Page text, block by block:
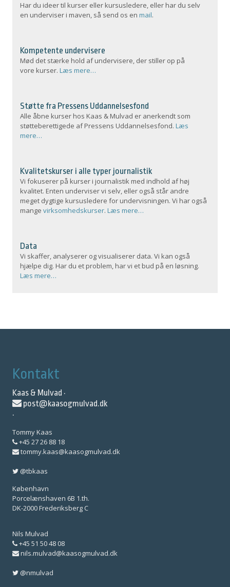
Har du ideer til kurser eller kursusledere, eller har du selv
en underviser i maven, så send os enmail.
Kompetente undervisere
Mød det stærke hold af undervisere, der stiller op på
vore kurser.Læs mere…
Støtte fra Pressens Uddannelsesfond
Alle åbne kurser hos Kaas & Mulvad er anerkendt som
støtteberettigede af Pressens Uddannelsesfond.Læs
mere…
Kvalitetskurser i alle typer journalistik
Vi fokuserer på kurser i journalistik med indhold af høj
kvalitet. Enten underviser vi selv, eller også står andre
meget dygtige kursusledere for undervisningen. Vi har også
mangevirksomhedskurser.Læs mere…
Data
Vi skaffer, analyserer og visualiserer data. Vi kan også
hjælpe dig. Har du et problem, har vi et bud på en løsning.
Læs mere…
Kontakt
Kaas & Mulvad ·
post@kaasogmulvad.dk
·
Tommy Kaas
+45 27 26 88 18
tommy.kaas@kaasogmulvad.dk
@tbkaas
København
Porcelænshaven 6B 1.th.
DK-2000 Frederiksberg C
Nils Mulvad
+45 51 50 48 08
nils.mulvad@kaasogmulvad.dk
@nmulvad